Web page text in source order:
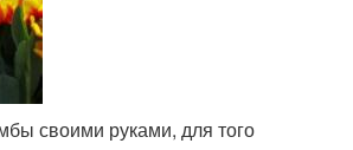
своими руками, для того